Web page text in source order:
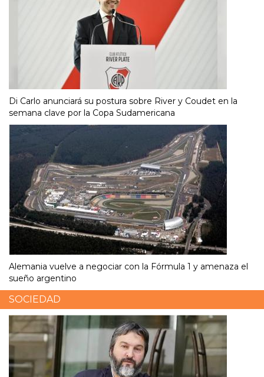
Di Carlo anunciará su postura sobre River y Coudet en la
semana clave por la Copa Sudamericana
Alemania vuelve a negociar con la Fórmula 1 y amenaza el
sueño argentino
SOCIEDAD